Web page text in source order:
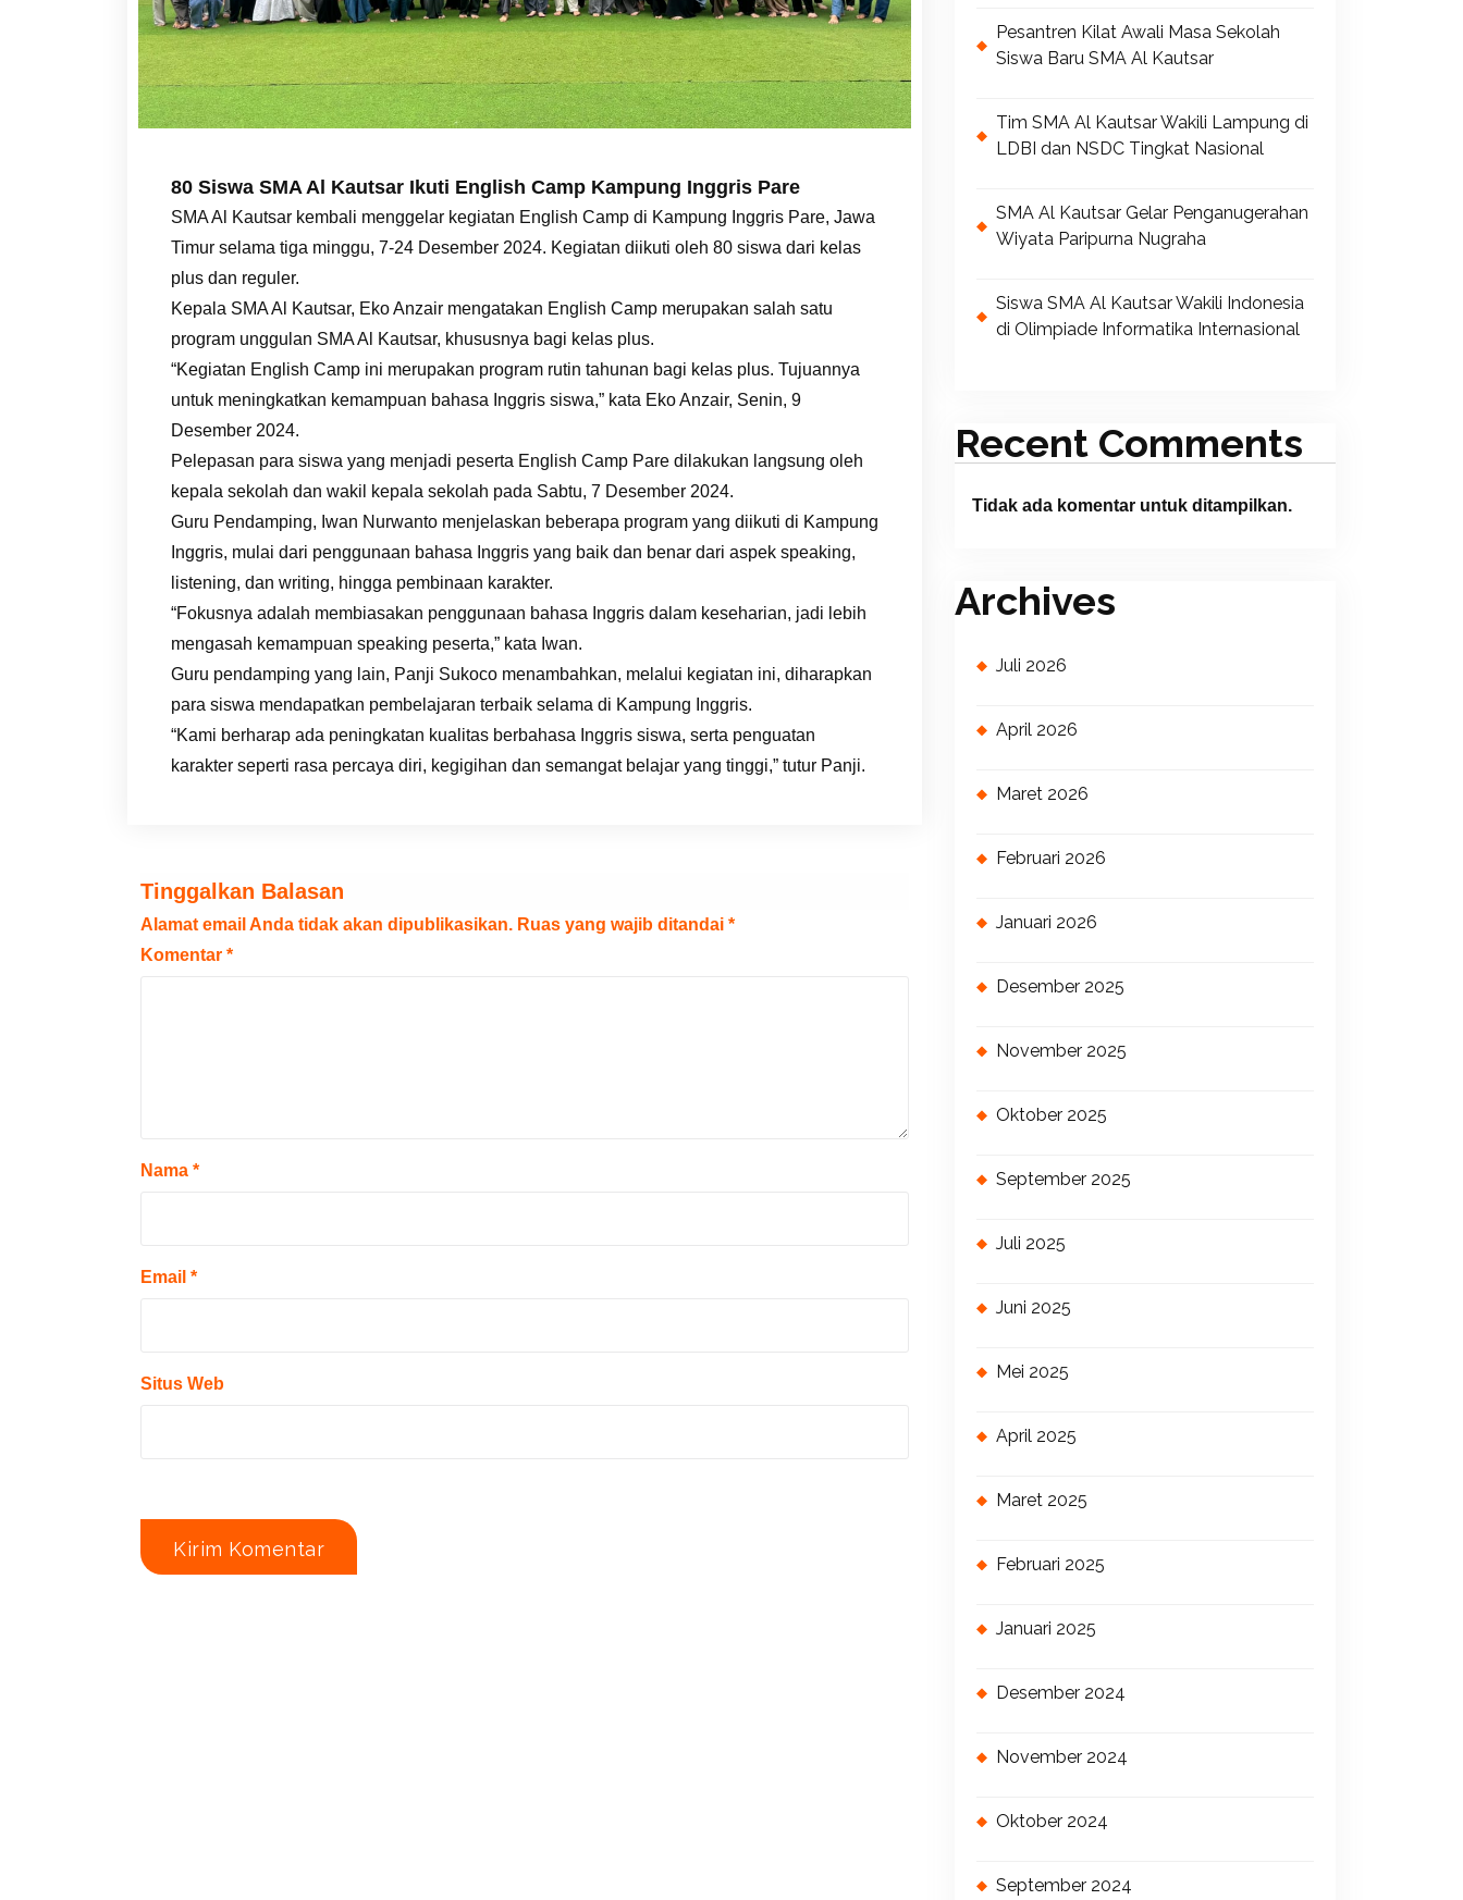
80 Siswa SMA Al Kautsar Ikuti English Camp Kampung Inggris Pare
SMA Al Kautsar kembali menggelar kegiatan English Camp di Kampung Inggris Pare, Jawa
Timur selama tiga minggu, 7-24 Desember 2024. Kegiatan diikuti oleh 80 siswa dari kelas
plus dan reguler.
Kepala SMA Al Kautsar, Eko Anzair mengatakan English Camp merupakan salah satu
program unggulan SMA Al Kautsar, khususnya bagi kelas plus.
“Kegiatan English Camp ini merupakan program rutin tahunan bagi kelas plus. Tujuannya
untuk meningkatkan kemampuan bahasa Inggris siswa,” kata Eko Anzair, Senin, 9
Desember 2024.
Pelepasan para siswa yang menjadi peserta English Camp Pare dilakukan langsung oleh
kepala sekolah dan wakil kepala sekolah pada Sabtu, 7 Desember 2024.
Guru Pendamping, Iwan Nurwanto menjelaskan beberapa program yang diikuti di Kampung
Inggris, mulai dari penggunaan bahasa Inggris yang baik dan benar dari aspek speaking,
listening, dan writing, hingga pembinaan karakter.
“Fokusnya adalah membiasakan penggunaan bahasa Inggris dalam keseharian, jadi lebih
mengasah kemampuan speaking peserta,” kata Iwan.
Guru pendamping yang lain, Panji Sukoco menambahkan, melalui kegiatan ini, diharapkan
para siswa mendapatkan pembelajaran terbaik selama di Kampung Inggris.
“Kami berharap ada peningkatan kualitas berbahasa Inggris siswa, serta penguatan
karakter seperti rasa percaya diri, kegigihan dan semangat belajar yang tinggi,” tutur Panji.
Tinggalkan Balasan
Alamat email Anda tidak akan dipublikasikan. Ruas yang wajib ditandai *
Komentar *
Nama *
Email *
Situs Web
Pesantren Kilat Awali Masa Sekolah
Siswa Baru SMA Al Kautsar
Tim SMA Al Kautsar Wakili Lampung di
LDBI dan NSDC Tingkat Nasional
SMA Al Kautsar Gelar Penganugerahan
Wiyata Paripurna Nugraha
Siswa SMA Al Kautsar Wakili Indonesia
di Olimpiade Informatika Internasional
Recent Comments
Tidak ada komentar untuk ditampilkan.
Archives
Juli 2026
April 2026
Maret 2026
Februari 2026
Januari 2026
Desember 2025
November 2025
Oktober 2025
September 2025
Juli 2025
Juni 2025
Mei 2025
April 2025
Maret 2025
Februari 2025
Januari 2025
Desember 2024
November 2024
Oktober 2024
September 2024